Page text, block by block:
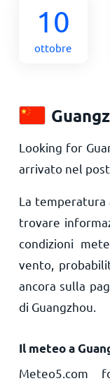
10
ottobre
Looking for
arrivato nel
La temperatura
trovare
condizioni
vento,
ancora sulla
di Guangzhou.
Il meteo a
Meteo5.com